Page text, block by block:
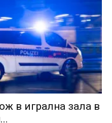
в игрална зала в